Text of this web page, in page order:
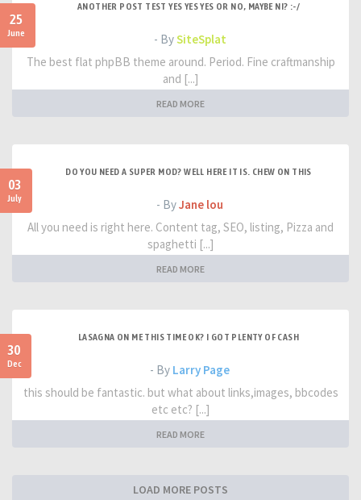
25
June
ANOTHER POST TEST YES YES YES OR NO, MAYBE NI? :-/
- BySiteSplat
The best flat phpBB theme around. Period. Fine craftmanship
and [...]
READ MORE
03
July
DO YOU NEED A SUPER MOD? WELL HERE IT IS. CHEW ON THIS
- ByJane lou
All you need is right here. Content tag, SEO, listing, Pizza and
spaghetti [...]
READ MORE
30
Dec
LASAGNA ON ME THIS TIME OK? I GOT PLENTY OF CASH
- By Larry Page
this should be fantastic. but what about links,images, bbcodes
etc etc? [...]
READ MORE
LOAD MORE POSTS